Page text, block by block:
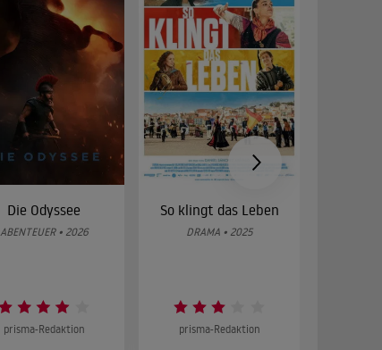
Die Odyssee
ABENTEUER • 2026
prisma-Redaktion
So klingt das Leben
DRAMA • 2025
prisma-Redaktion